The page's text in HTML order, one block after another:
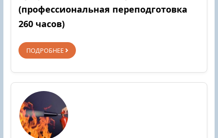
(профессиональная переподготовка
260 часов)
ПОДРОБНЕЕ